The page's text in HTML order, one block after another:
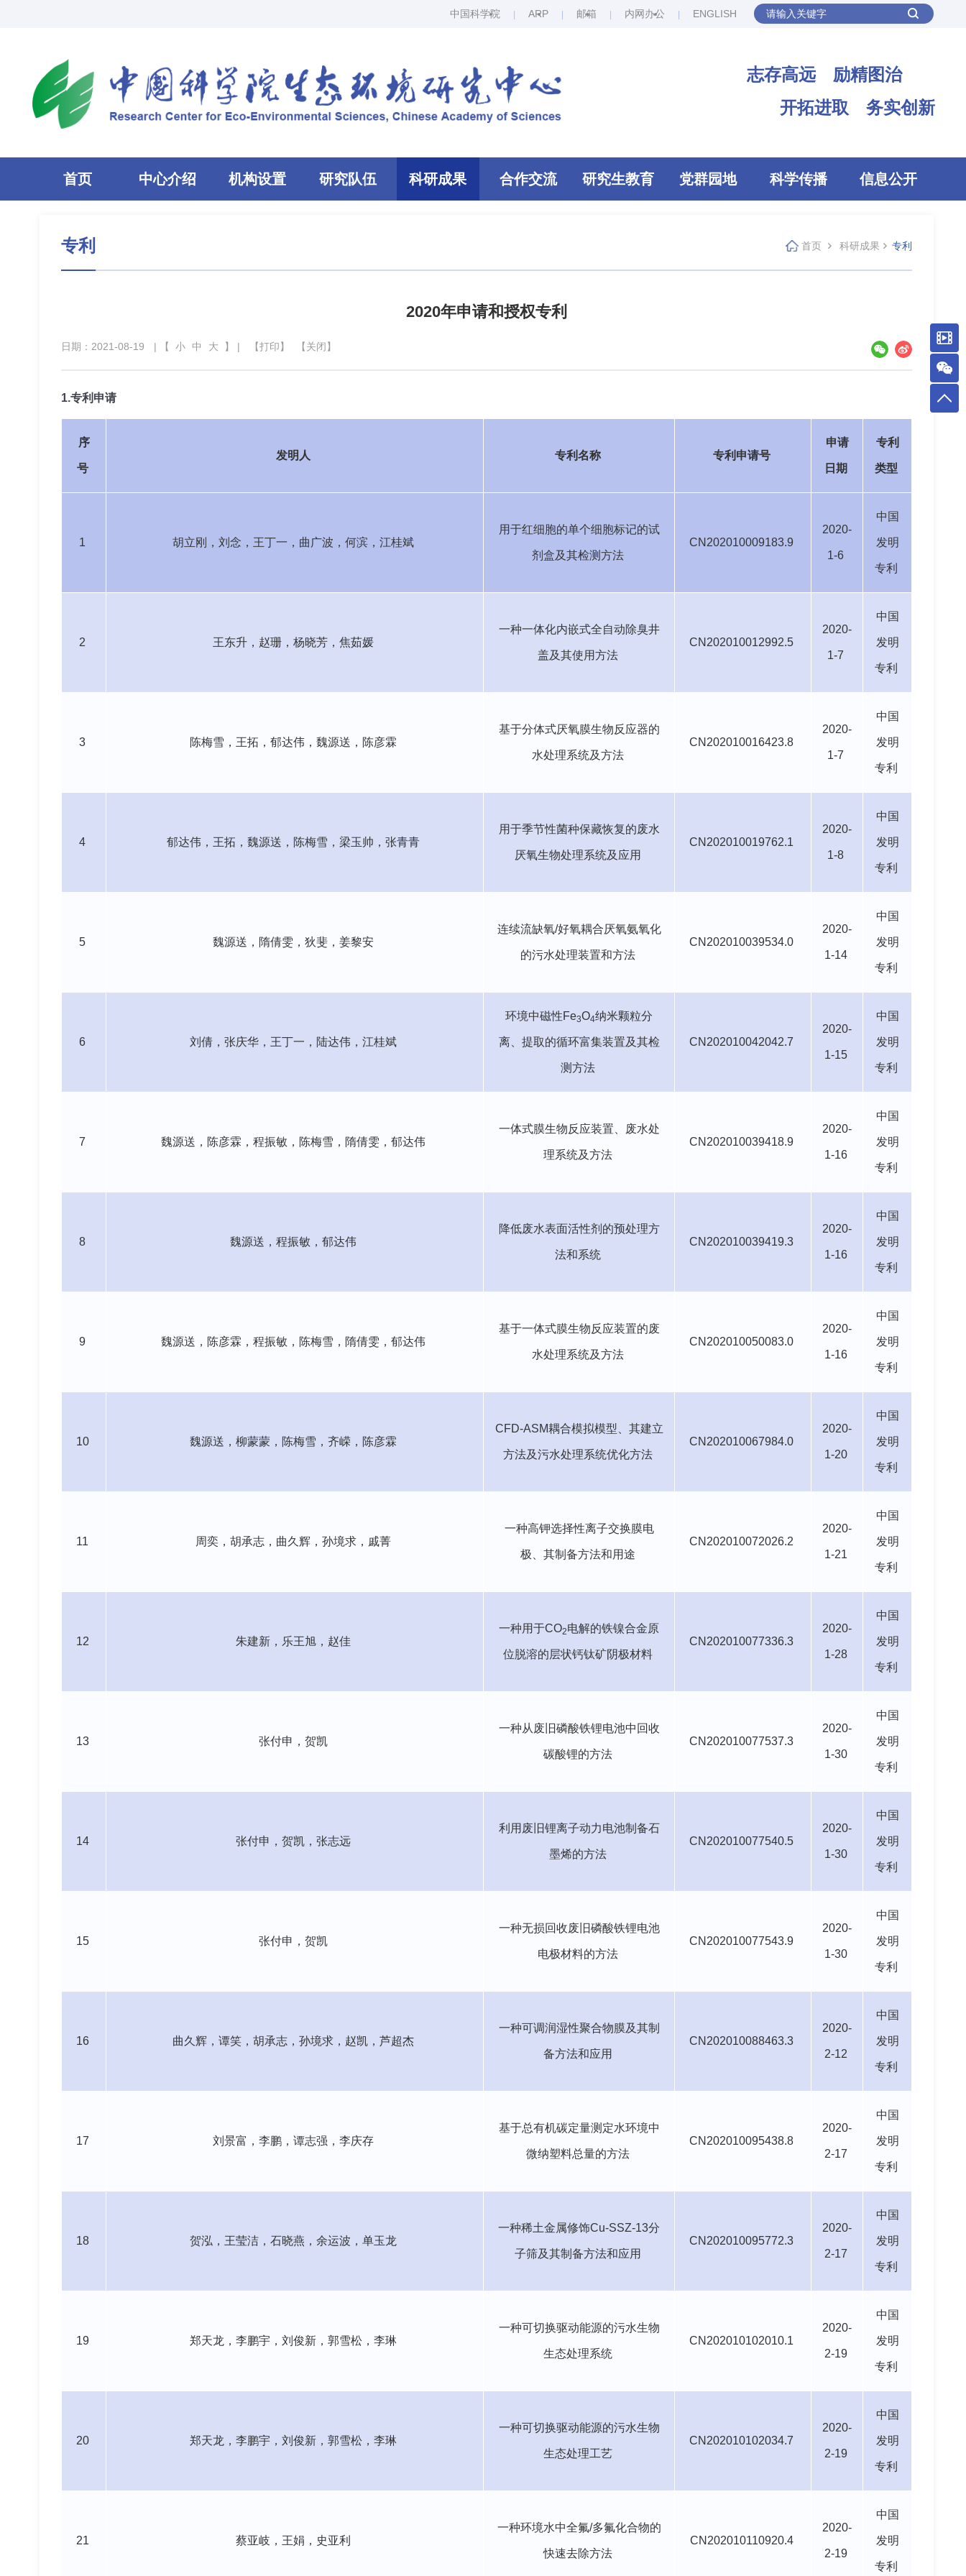
中国科学院 ARP 邮箱 内网办公 ENGLISH
志存高远 励精图治
开拓进取 务实创新
首页 中心介绍 机构设置 研究队伍 科研成果 合作交流 研究生教育 党群园地 科学传播 信息公开
专利 首页 科研成果 专利
2020年申请和授权专利
日期：2021-08-19 | 【 小 中 大 】 | 【打印】 【关闭】
1.专利申请
序
号
发明人 专利名称 专利申请号
申请
日期
专利
类型
1 胡立刚，刘念，王丁一，曲广波，何滨，江桂斌
用于红细胞的单个细胞标记的试
剂盒及其检测方法
CN202010009183.9
2020-
1-6
中国
发明
专利
2 王东升，赵珊，杨晓芳，焦茹媛
一种一体化内嵌式全自动除臭井
盖及其使用方法
CN202010012992.5
2020-
1-7
中国
发明
专利
3 陈梅雪，王拓，郁达伟，魏源送， 陈彦霖
基于分体式厌氧膜生物反应器的
水处理系统及方法
CN202010016423.8
2020-
1-7
中国
发明
专利
4 郁达伟，王拓，魏源送，陈梅雪，梁玉帅，张青青
用于季节性菌种保藏恢复的废水
厌氧生物处理系统及应用
CN202010019762.1
2020-
1-8
中国
发明
专利
5 魏源送，隋倩雯， 狄斐，姜黎安
连续流缺氧/好氧耦合厌氧氨氧化
的污水处理装置和方法
CN202010039534.0
2020-
1-14
中国
发明
专利
6 刘倩，张庆华， 王丁一，陆达伟， 江桂斌
环境中磁性Fe3O4纳米颗粒分
离、提取的循环富集装置及其检
测方法
CN202010042042.7
2020-
1-15
中国
发明
专利
7 魏源送，陈彦霖， 程振敏，陈梅雪， 隋倩雯，郁达伟
一体式膜生物反应装置、废水处
理系统及方法
CN202010039418.9
2020-
1-16
中国
发明
专利
8 魏源送，程振敏， 郁达伟
降低废水表面活性剂的预处理方
法和系统
CN202010039419.3
2020-
1-16
中国
发明
专利
9 魏源送，陈彦霖， 程振敏，陈梅雪， 隋倩雯，郁达伟
基于一体式膜生物反应装置的废
水处理系统及方法
CN202010050083.0
2020-
1-16
中国
发明
专利
10 魏源送，柳蒙蒙， 陈梅雪，齐嵘，陈彦霖
CFD-ASM耦合模拟模型、其建立
方法及污水处理系统优化方法
CN202010067984.0
2020-
1-20
中国
发明
专利
11 周奕，胡承志，曲久辉，孙境求，戚菁
一种高钾选择性离子交换膜电
极、其制备方法和用途
CN202010072026.2
2020-
1-21
中国
发明
专利
12 朱建新，乐王旭，赵佳
一种用于CO2电解的铁镍合金原
位脱溶的层状钙钛矿阴极材料
CN202010077336.3
2020-
1-28
中国
发明
专利
13 张付申，贺凯
一种从废旧磷酸铁锂电池中回收
碳酸锂的方法
CN202010077537.3
2020-
1-30
中国
发明
专利
14 张付申，贺凯， 张志远
利用废旧锂离子动力电池制备石
墨烯的方法
CN202010077540.5
2020-
1-30
中国
发明
专利
15 张付申，贺凯
一种无损回收废旧磷酸铁锂电池
电极材料的方法
CN202010077543.9
2020-
1-30
中国
发明
专利
16 曲久辉，谭笑， 胡承志，孙境求， 赵凯，芦超杰
一种可调润湿性聚合物膜及其制
备方法和应用
CN202010088463.3
2020-
2-12
中国
发明
专利
17 刘景富，李鹏， 谭志强，李庆存
基于总有机碳定量测定水环境中
微纳塑料总量的方法
CN202010095438.8
2020-
2-17
中国
发明
专利
18 贺泓，王莹洁， 石晓燕，余运波， 单玉龙
一种稀土金属修饰Cu-SSZ-13分
子筛及其制备方法和应用
CN202010095772.3
2020-
2-17
中国
发明
专利
19 郑天龙，李鹏宇，刘俊新，郭雪松，李琳
一种可切换驱动能源的污水生物
生态处理系统
CN202010102010.1
2020-
2-19
中国
发明
专利
20 郑天龙，李鹏宇，刘俊新，郭雪松，李琳
一种可切换驱动能源的污水生物
生态处理工艺
CN202010102034.7
2020-
2-19
中国
发明
专利
21 蔡亚岐，王娟， 史亚利
一种环境水中全氟/多氟化合物的
快速去除方法
CN202010110920.4
2020-
2-19
中国
发明
专利